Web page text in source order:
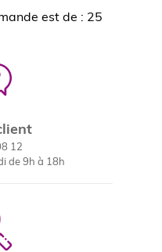
est de : 25
12
de 9h à 18h